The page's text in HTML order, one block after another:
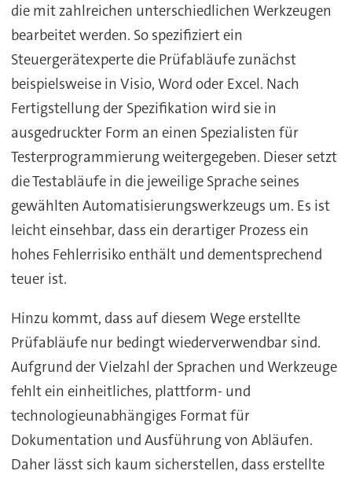
die mit zahlreichen unterschiedlichen Werkzeugen
bearbeitet werden. So spezifiziert ein
Steuergerätexperte die Prüfabläufe zunächst
beispielsweise in Visio, Word oder Excel. Nach
Fertigstellung der Spezifikation wird sie in
ausgedruckter Form an einen Spezialisten für
Testerprogrammierung weitergegeben. Dieser setzt
die Testabläufe in die jeweilige Sprache seines
gewählten Automatisierungswerkzeugs um. Es ist
leicht einsehbar, dass ein derartiger Prozess ein
hohes Fehlerrisiko enthält und dementsprechend
teuer ist.
Hinzu kommt, dass auf diesem Wege erstellte
Prüfabläufe nur bedingt wiederverwendbar sind.
Aufgrund der Vielzahl der Sprachen und Werkzeuge
fehlt ein einheitliches, plattform- und
technologieunabhängiges Format für
Dokumentation und Ausführung von Abläufen.
Daher lässt sich kaum sicherstellen, dass erstellte